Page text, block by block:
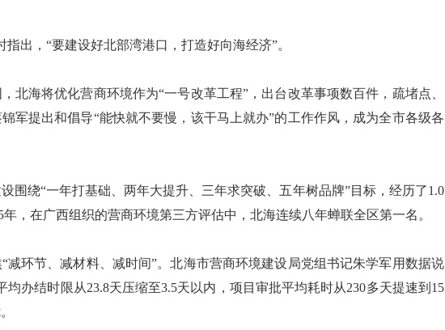
出，“要建设好北部湾港口，打造好向海经济”。
海将优化营商环境作为“一号改革工程”，出台改革事项数百件，疏堵点、
军提出和倡导“能快就不要慢，该干马上就办”的工作作风，成为全市各级各
绕“一年打基础、两年大提升、三年求突破、五年树品牌”目标，经历了1.0
，在广西组织的营商环境第三方评估中，北海连续八年蝉联全区第一名。
环节、减材料、减时间”。北海市营商环境建设局党组书记朱学军用数据说
均办结时限从23.8天压缩至3.5天以内，项目审批平均耗时从230多天提速到15